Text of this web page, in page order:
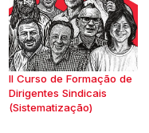
II Curso de Formação de
Dirigentes Sindicais
(Sistematização)